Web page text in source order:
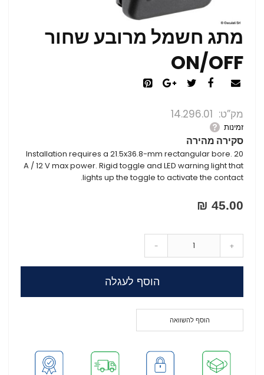
מתג חשמל מרובע שחור
ON/OFF
מק”ט 14.296.01
זמינות
סקירה מהירה
Installation requires a 21.5x36.8-mm rectangular bore. 20
A / 12 V max power. Rigid toggle and LED warning light that
lights up the toggle to activate the contact.
45.00 ₪
- +
הוסף לעגלה
הוסף להשוואה